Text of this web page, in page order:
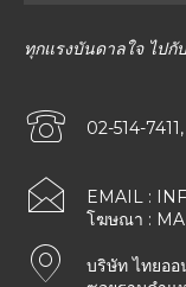
ทุกแรงบันดาลใจ ไปกั
02-514-
EMAIL :
โฆษณา :
บริษัท ไทยออ